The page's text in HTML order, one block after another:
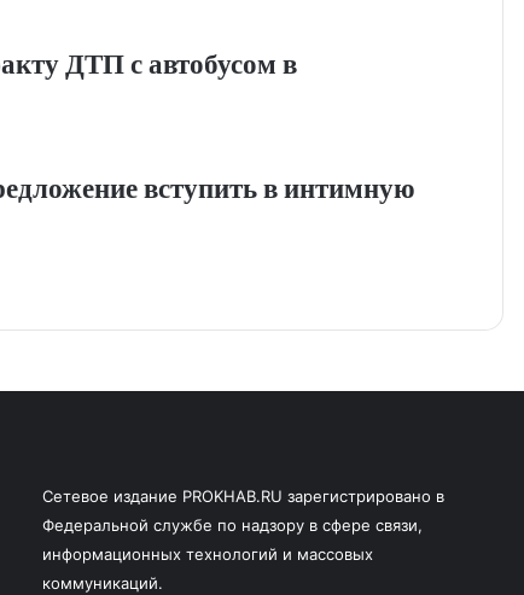
ДТП с автобусом в
вступить в интимную
Сетевое издание PROKHAB.RU зарегистрировано в
Федеральной службе по надзору в сфере связи,
информационных технологий и массовых
коммуникаций.